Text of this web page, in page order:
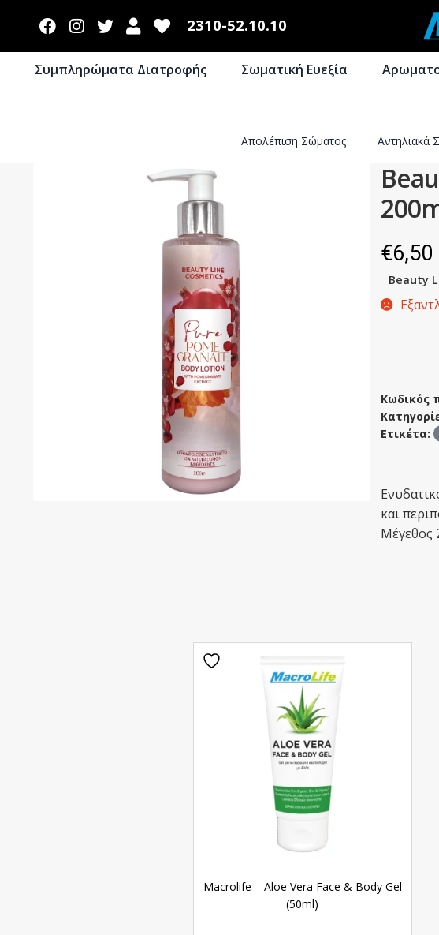
2310-52.10.10
Συμπληρώματα Διατροφής Σωματική Ευεξία
Απολέπιση Σώματος Αντηλιακά
€6,50
Beauty
Κωδικός
Ετικέτα:
και
Μέγεθος
Macrolife – Aloe Vera Face & Body Gel
(50ml)